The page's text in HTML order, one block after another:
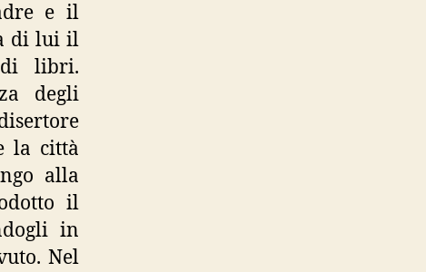
e il
di lui il
di libri.
degli
la città
alla
il
in
Nel